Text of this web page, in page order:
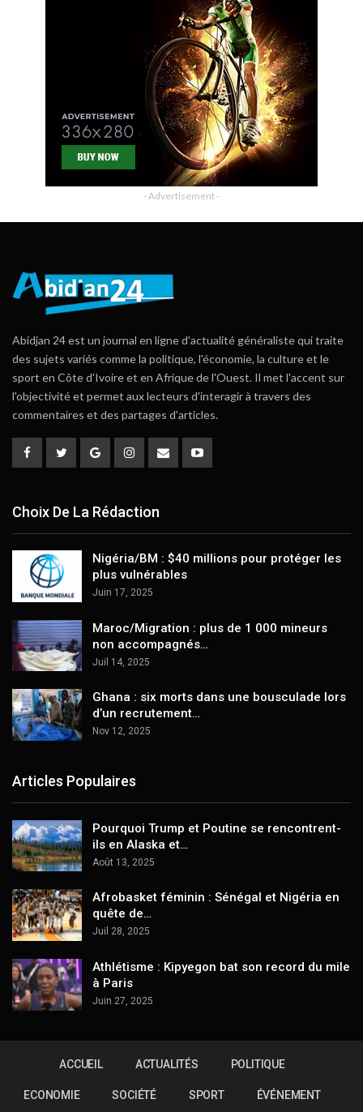
- Advertisement -
Abidjan 24 est un journal en ligne d'actualité généraliste qui traite
des sujets variés comme la politique, l'économie, la culture et le
sport en Côte d'Ivoire et en Afrique de l'Ouest. Il met l'accent sur
l'objectivité et permet aux lecteurs d'interagir à travers des
commentaires et des partages d'articles.
Choix De La Rédaction
Nigéria/BM : $40 millions pour protéger les
plus vulnérables
Juin 17, 2025
Maroc/Migration : plus de 1 000 mineurs
non accompagnés…
Juil 14, 2025
Ghana : six morts dans une bousculade lors
d’un recrutement…
Nov 12, 2025
Articles Populaires
Pourquoi Trump et Poutine se rencontrent-
ils en Alaska et…
Août 13, 2025
Afrobasket féminin : Sénégal et Nigéria en
quête de…
Juil 28, 2025
Athlétisme : Kipyegon bat son record du mile
à Paris
Juin 27, 2025
ACCUEIL ACTUALITÉS POLITIQUE
ECONOMIE SOCIÉTÉ SPORT ÉVÉNEMENT